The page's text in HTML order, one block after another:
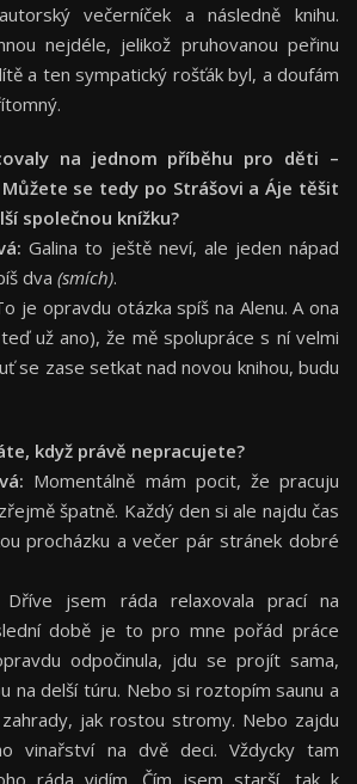
večerníček a následně knihu.
nejdéle, jelikož pruhovanou peřinu
a ten sympatický rošťák byl, a doufám
na jednom příběhu pro děti –
se tedy po Strášovi a Áje těšit
společnou knížku?
Galina to ještě neví, ale jeden nápad
dva (smích).
je opravdu otázka spíš na Alenu. A ona
už ano), že mě spolupráce s ní velmi
se zase setkat nad novou knihou, budu
když právě nepracujete?
Momentálně mám pocit, že pracuju
špatně. Každý den si ale najdu čas
procházku a večer pár stránek dobré
Dříve jsem ráda relaxovala prací na
době je to pro mne pořád práce
odpočinula, jdu se projít sama,
na delší túru. Nebo si roztopím saunu a
jak rostou stromy. Nebo zajdu
vinařství na dvě deci. Vždycky tam